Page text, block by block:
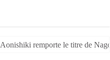
remporte le titre de